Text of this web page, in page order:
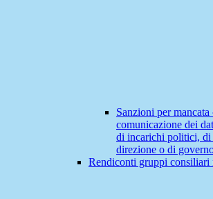
Sanzioni per
comunicazione dei
di incarichi politici, di
direzione o di
Rendiconti gruppi